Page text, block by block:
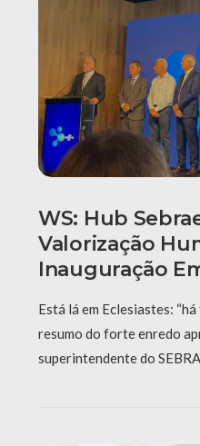
WS: Hub
Valorização
Inauguração
Está lá em Eclesiastes:
resumo do forte enredo
superintendente do